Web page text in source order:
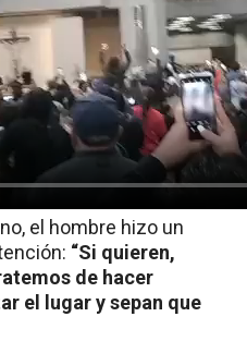
el hombre hizo un
“Si quieren,
de hacer
el lugar y sepan que